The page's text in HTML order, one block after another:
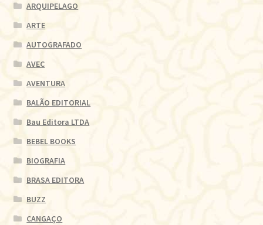
ARQUIPELAGO
ARTE
AUTOGRAFADO
AVEC
AVENTURA
BALÃO EDITORIAL
Bau Editora LTDA
BEBEL BOOKS
BIOGRAFIA
BRASA EDITORA
BUZZ
CANGAÇO